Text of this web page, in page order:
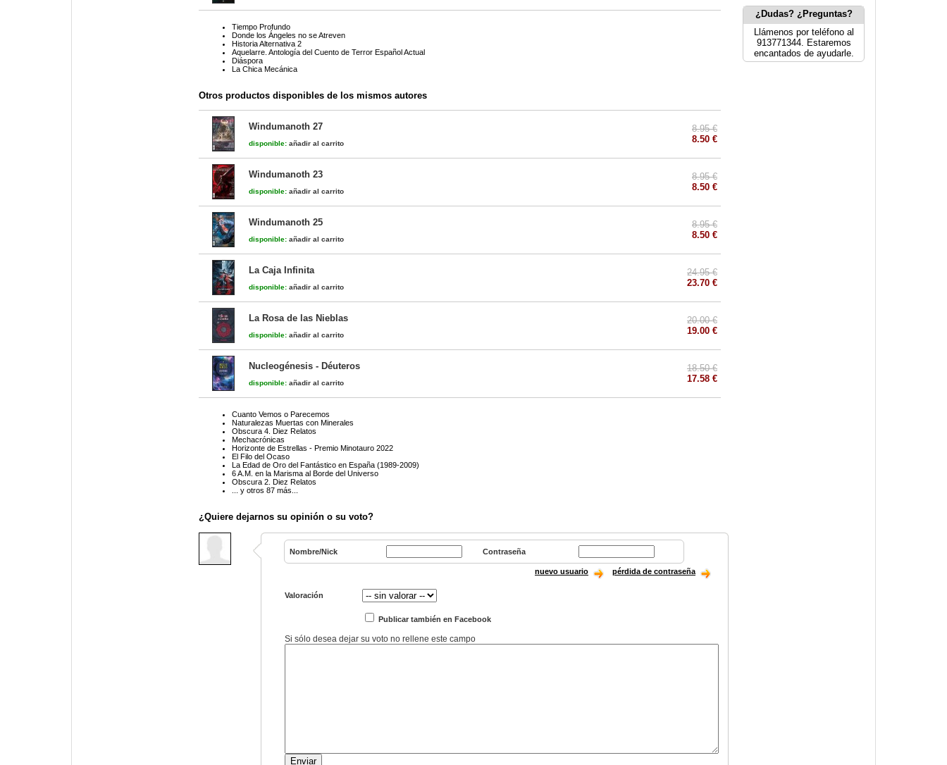
Tiempo Profundo
Donde los Ángeles no se Atreven
Historia Alternativa 2
Aquelarre. Antología del Cuento de Terror Español Actual
Diáspora
La Chica Mecánica
Otros productos disponibles de los mismos autores
Windumanoth 27
disponible: añadir al carrito
8.95 €
8.50 €
Windumanoth 23
disponible: añadir al carrito
8.95 €
8.50 €
Windumanoth 25
disponible: añadir al carrito
8.95 €
8.50 €
La Caja Infinita
disponible: añadir al carrito
24.95 €
23.70 €
La Rosa de las Nieblas
disponible: añadir al carrito
20.00 €
19.00 €
Nucleogénesis - Déuteros
disponible: añadir al carrito
18.50 €
17.58 €
Cuanto Vemos o Parecemos
Naturalezas Muertas con Minerales
Obscura 4. Diez Relatos
Mechacrónicas
Horizonte de Estrellas - Premio Minotauro 2022
El Filo del Ocaso
La Edad de Oro del Fantástico en España (1989-2009)
6 A.M. en la Marisma al Borde del Universo
Obscura 2. Diez Relatos
... y otros 87 más...
¿Quiere dejarnos su opinión o su voto?
Nombre/Nick Contraseña
nuevo usuario pérdida de contraseña
Valoración
Publicar también en Facebook
Si sólo desea dejar su voto no rellene este campo
¿Dudas? ¿Preguntas?
Llámenos por teléfono al
913771344. Estaremos
encantados de ayudarle.